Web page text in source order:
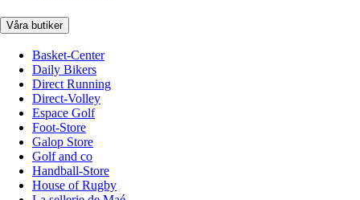
Våra butiker
Basket-Center
Daily Bikers
Direct Running
Direct-Volley
Espace Golf
Foot-Store
Galop Store
Golf and co
Handball-Store
House of Rugby